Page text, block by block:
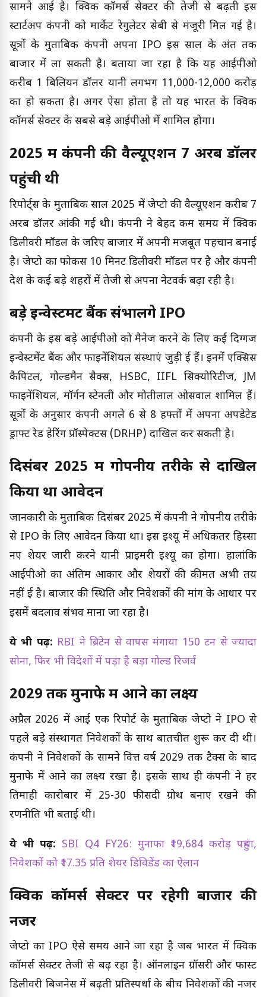
सामने आई है। क्विक कॉमर्स सेक्टर की तेजी से बढ़ती इस
स्टार्टअप कंपनी को मार्केट रेगुलेटर सेबी से मंजूरी मिल गई है।
सूत्रों के मुताबिक कंपनी अपना IPO इस साल के अंत तक
बाजार में ला सकती है। बताया जा रहा है कि यह आईपीओ
करीब 1 बिलियन डॉलर यानी लगभग ₹11,000-12,000 करोड़
का हो सकता है। अगर ऐसा होता है तो यह भारत के क्विक
कॉमर्स सेक्टर के सबसे बड़े आईपीओ में शामिल होगा।
2025 में कंपनी की वैल्यूएशन 7 अरब डॉलर
पहुंची थी
रिपोर्ट्स के मुताबिक साल 2025 में जेप्टो की वैल्यूएशन करीब 7
अरब डॉलर आंकी गई थी। कंपनी ने बेहद कम समय में क्विक
डिलीवरी मॉडल के जरिए बाजार में अपनी मजबूत पहचान बनाई
है। जेप्टो का फोकस 10 मिनट डिलीवरी मॉडल पर है और कंपनी
देश के कई बड़े शहरों में तेजी से अपना नेटवर्क बढ़ा रही है।
बड़े इन्वेस्टमेंट बैंक संभालेंगे IPO
कंपनी के इस बड़े आईपीओ को मैनेज करने के लिए कई दिग्गज
इन्वेस्टमेंट बैंक और फाइनेंशियल संस्थाएं जुड़ी हुई हैं। इनमें एक्सिस
कैपिटल, गोल्डमैन सैक्स, HSBC, IIFL सिक्योरिटीज, JM
फाइनेंशियल, मॉर्गन स्टेनली और मोतीलाल ओसवाल शामिल हैं।
सूत्रों के अनुसार कंपनी अगले 6 से 8 हफ्तों में अपना अपडेटेड
ड्राफ्ट रेड हेरिंग प्रॉस्पेक्टस (DRHP) दाखिल कर सकती है।
दिसंबर 2025 में गोपनीय तरीके से दाखिल
किया था आवेदन
जानकारी के मुताबिक दिसंबर 2025 में कंपनी ने गोपनीय तरीके
से IPO के लिए आवेदन किया था। इस इश्यू में अधिकतर हिस्सा
नए शेयर जारी करने यानी प्राइमरी इश्यू का होगा। हालांकि
आईपीओ का अंतिम आकार और शेयरों की कीमत अभी तय
नहीं हुई है। बाजार की स्थिति और निवेशकों की मांग के आधार पर
इसमें बदलाव संभव माना जा रहा है।
ये भी पढ़ें: RBI ने ब्रिटेन से वापस मंगाया 150 टन से ज्यादा
सोना, फिर भी विदेशों में पड़ा है बड़ा गोल्ड रिजर्व
2029 तक मुनाफे में आने का लक्ष्य
अप्रैल 2026 में आई एक रिपोर्ट के मुताबिक जेप्टो ने IPO से
पहले बड़े संस्थागत निवेशकों के साथ बातचीत शुरू कर दी थी।
कंपनी ने निवेशकों के सामने वित्त वर्ष 2029 तक टैक्स के बाद
मुनाफे में आने का लक्ष्य रखा है। इसके साथ ही कंपनी ने हर
तिमाही कारोबार में 25-30 फीसदी ग्रोथ बनाए रखने की
रणनीति भी बताई थी।
ये भी पढ़ें: SBI Q4 FY26: मुनाफा ₹19,684 करोड़ पहुंचा,
निवेशकों को ₹17.35 प्रति शेयर डिविडेंड का ऐलान
क्विक कॉमर्स सेक्टर पर रहेगी बाजार की
नजर
जेप्टो का IPO ऐसे समय आने जा रहा है जब भारत में क्विक
कॉमर्स सेक्टर तेजी से बढ़ रहा है। ऑनलाइन ग्रॉसरी और फास्ट
डिलीवरी बिजनेस में बढ़ती प्रतिस्पर्धा के बीच निवेशकों की नजर